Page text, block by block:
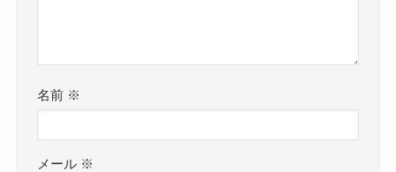
名前 ※
メール ※